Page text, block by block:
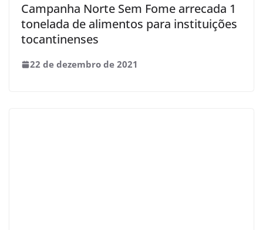
Campanha Norte Sem Fome arrecada 1
tonelada de alimentos para instituições
tocantinenses
22 de dezembro de 2021